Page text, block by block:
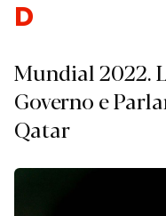
Desport
Mundial 2022.
Governo e
Qatar